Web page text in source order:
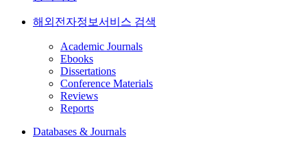
해외전자정보서비스 검색
Academic Journals
Ebooks
Dissertations
Conference Materials
Reviews
Reports
Databases & Journals